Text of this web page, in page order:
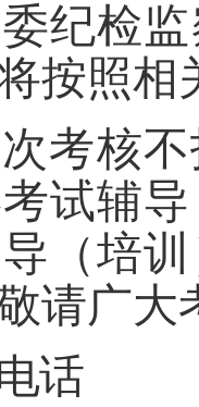
纪检
按照相
次考核
试辅
（培
请广大
话